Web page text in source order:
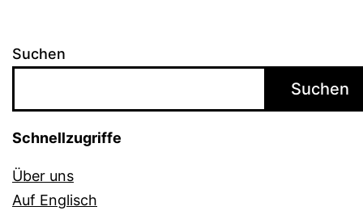
Suchen
Suchen
Schnellzugriffe
Über uns
Auf Englisch